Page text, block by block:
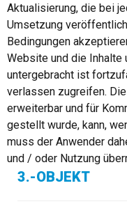
Aktualisierung, die bei
Umsetzung
Bedingungen
Website und die
untergebracht ist
verlassen zugreifen.
erweiterbar und für
gestellt wurde, kann,
muss der Anwender
und / oder Nutzung
3.-OBJEKT